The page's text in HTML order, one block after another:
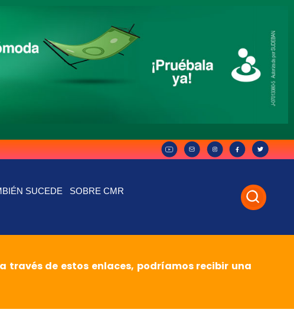
SUCEDE SOBRE CMR
través de estos enlaces, podríamos recibir una